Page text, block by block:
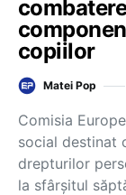
copiilor
Matei Pop
Comisia
social destinat
drepturilor
la sfârșitul